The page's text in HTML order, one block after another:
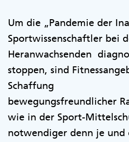
Um die „Pandemie der
Sportwissenschaftler bei
Heranwachsenden
stoppen, sind
Schaffung
bewegungsfreundlicher
wie in der Sport-
notwendiger denn je und